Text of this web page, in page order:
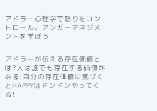
アドラー心理学で怒りをコン
トロール。アンガーマネジメ
ントを学ぼう
アドラーが伝える存在価値と
は?人は誰でも存在する価値が
ある!自分の存在価値に気づく
とHAPPYはドンドンやってく
る!